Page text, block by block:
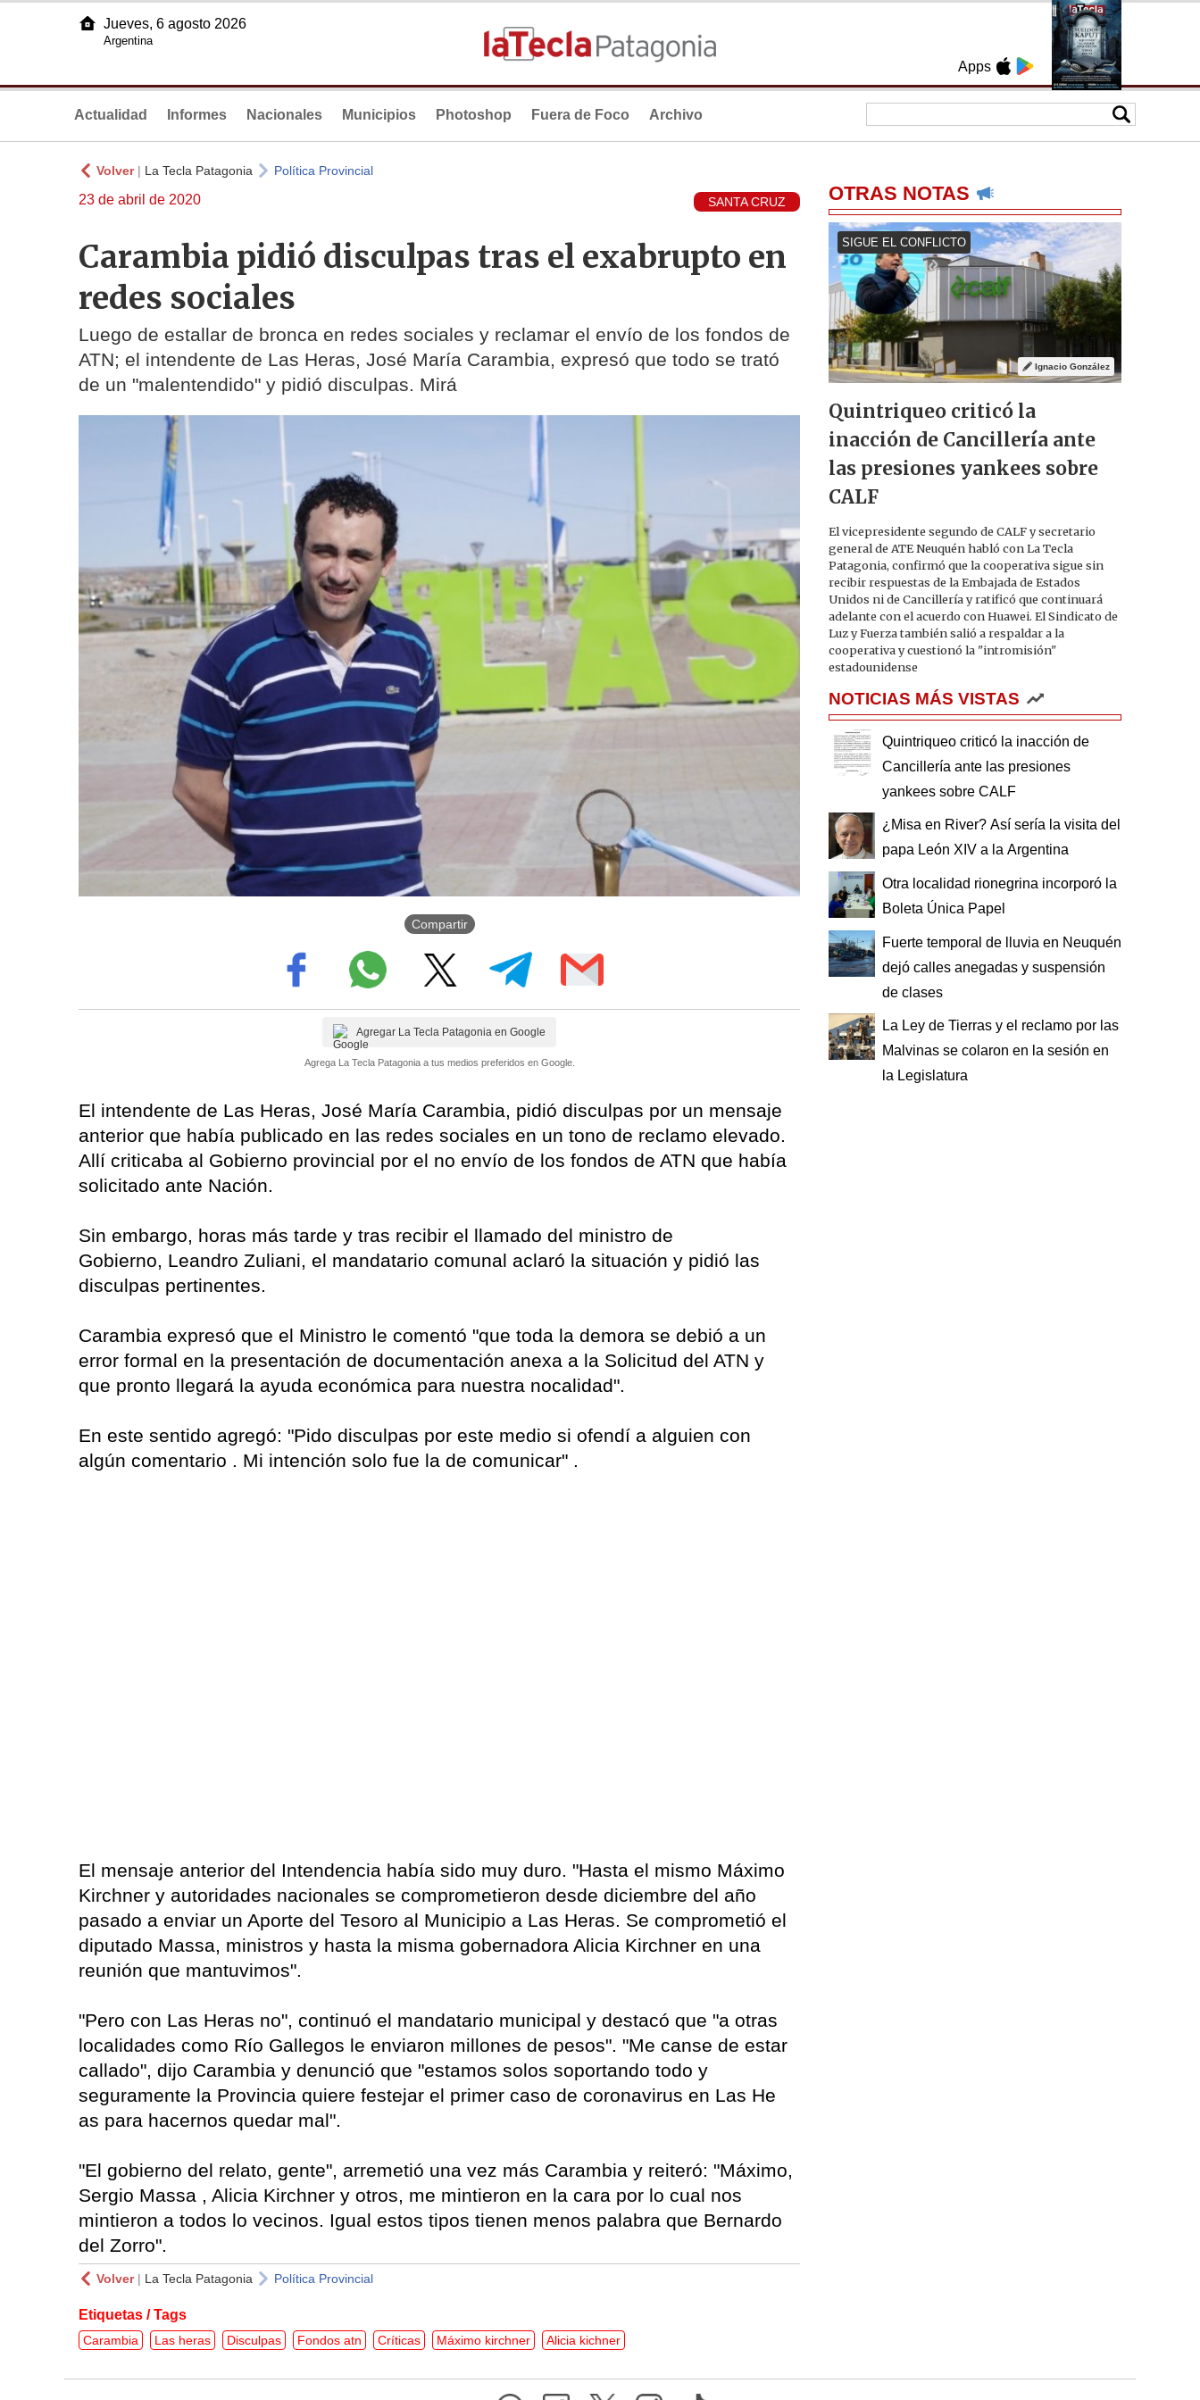
Apps
Jueves, 6 agosto 2026
Argentina
Actualidad Informes Nacionales Municipios Photoshop Fuera de Foco Archivo
Volver| La Tecla Patagonia Política Provincial
23 de abril de 2020 SANTA CRUZ
Carambia pidió disculpas tras el exabrupto en
redes sociales
Luego de estallar de bronca en redes sociales y reclamar el envío de los fondos de
ATN; el intendente de Las Heras, José María Carambia, expresó que todo se trató
de un "malentendido" y pidió disculpas. Mirá
Compartir
Agregar La Tecla Patagonia en Google
Agrega La Tecla Patagonia a tus medios preferidos en Google.
El intendente de Las Heras, José María Carambia, pidió disculpas por un mensaje
anterior que había publicado en las redes sociales en un tono de reclamo elevado.
Allí criticaba al Gobierno provincial por el no envío de los fondos de ATN que había
solicitado ante Nación.
Sin embargo, horas más tarde y tras recibir el llamado del ministro de
Gobierno, Leandro Zuliani, el mandatario comunal aclaró la situación y pidió las
disculpas pertinentes.
Carambia expresó que el Ministro le comentó "que toda la demora se debió a un
error formal en la presentación de documentación anexa a la Solicitud del ATN y
que pronto llegará la ayuda económica para nuestra nocalidad".
En este sentido agregó: "Pido disculpas por este medio si ofendí a alguien con
algún comentario . Mi intención solo fue la de comunicar" .
El mensaje anterior del Intendencia había sido muy duro. "Hasta el mismo Máximo
Kirchner y autoridades nacionales se comprometieron desde diciembre del año
pasado a enviar un Aporte del Tesoro al Municipio a Las Heras. Se comprometió el
diputado Massa, ministros y hasta la misma gobernadora Alicia Kirchner en una
reunión que mantuvimos".
"Pero con Las Heras no", continuó el mandatario municipal y destacó que "a otras
localidades como Río Gallegos le enviaron millones de pesos". "Me canse de estar
callado", dijo Carambia y denunció que "estamos solos soportando todo y
seguramente la Provincia quiere festejar el primer caso de coronavirus en Las He
as para hacernos quedar mal".
"El gobierno del relato, gente", arremetió una vez más Carambia y reiteró: "Máximo,
Sergio Massa , Alicia Kirchner y otros, me mintieron en la cara por lo cual nos
mintieron a todos lo vecinos. Igual estos tipos tienen menos palabra que Bernardo
del Zorro".
Volver| La Tecla Patagonia Política Provincial
Etiquetas / Tags
Carambia Las heras Disculpas Fondos atn Críticas Máximo kirchner Alicia kichner
OTRAS NOTAS
SIGUE EL CONFLICTO
Ignacio González
Quintriqueo criticó la
inacción de Cancillería ante
las presiones yankees sobre
CALF
El vicepresidente segundo de CALF y secretario
general de ATE Neuquén habló con La Tecla
Patagonia, confirmó que la cooperativa sigue sin
recibir respuestas de la Embajada de Estados
Unidos ni de Cancillería y ratificó que continuará
adelante con el acuerdo con Huawei. El Sindicato de
Luz y Fuerza también salió a respaldar a la
cooperativa y cuestionó la "intromisión"
estadounidense
NOTICIAS MÁS VISTAS
Quintriqueo criticó la inacción de
Cancillería ante las presiones
yankees sobre CALF
¿Misa en River? Así sería la visita del
papa León XIV a la Argentina
Otra localidad rionegrina incorporó la
Boleta Única Papel
Fuerte temporal de lluvia en Neuquén
dejó calles anegadas y suspensión
de clases
La Ley de Tierras y el reclamo por las
Malvinas se colaron en la sesión en
la Legislatura